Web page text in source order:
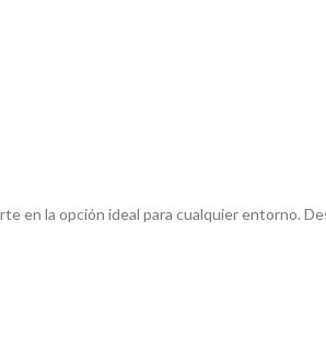
en la opción ideal para cualquier entorno.